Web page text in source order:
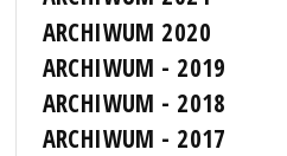
ARCHIWUM 2020
ARCHIWUM - 2019
ARCHIWUM - 2018
ARCHIWUM - 2017